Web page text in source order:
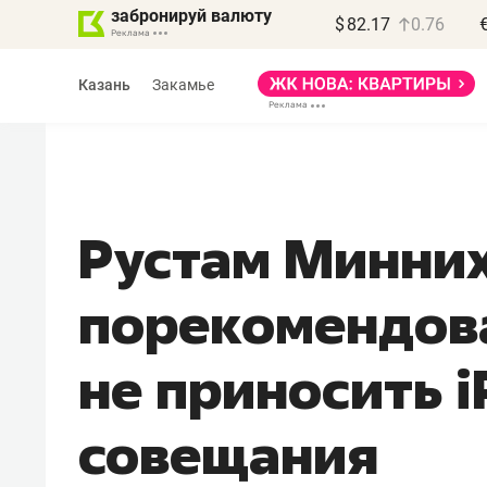
забронируй валюту $ 82.17 0.76
Казань Закамье
Рустам
не приносить
совещания
Василь Мазитов
«Не зная местных
правил, бизнес может
потерять минимум
полгода»